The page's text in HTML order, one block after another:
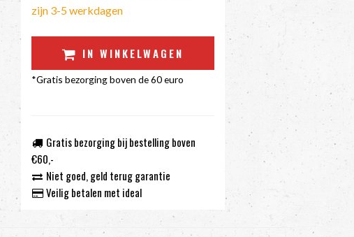
zijn 3-5 werkdagen
IN WINKELWAGEN
*Gratis bezorging boven de 60 euro
Gratis bezorging bij bestelling boven
€60,-
Niet goed, geld terug garantie
Veilig betalen met ideal